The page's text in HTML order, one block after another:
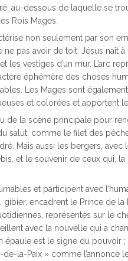
au-dessous de laquelle se
Rois Mages.
non seulement par son
pas avoir de toit. Jésus naît à
les vestiges d’un mur. L’arc
éphémère des choses
Les Mages sont
et colorées et apportent
de la scène principale pour
salut, comme le filet des
Mais aussi les bergers, avec
et le souvenir de ceux qui,
et participent avec
encadrent le Prince de
représentés sur le
avec la nouvelle qui a
épaule est le signe du
la-Paix » comme l’annonce